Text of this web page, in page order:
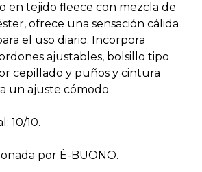
en tejido fleece con mezcla de
ofrece una sensación cálida
el uso diario. Incorpora
ajustables, bolsillo tipo
cepillado y puños y cintura
un ajuste cómodo.
10/10.
por È-BUONO.